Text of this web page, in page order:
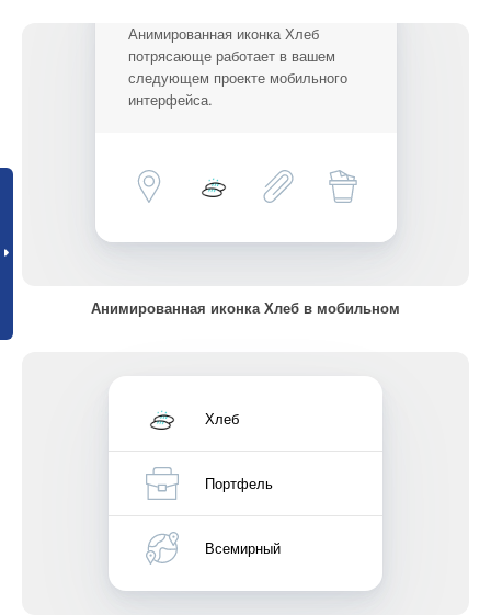
Анимированная иконка Хлеб
потрясающе работает в вашем
следующем проекте мобильного
интерфейса.
Анимированная иконка Хлеб в мобильном
Хлеб
Портфель
Всемирный